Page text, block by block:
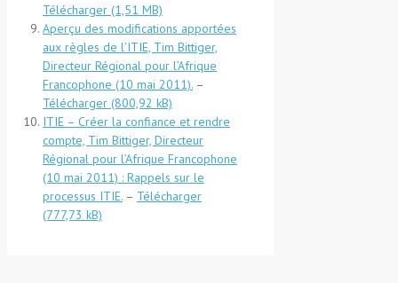
Télécharger
Aperçu des modifications apportées
aux règles de l’ITIE, Tim Bittiger,
Directeur Régional pour l’Afrique
Francophone (10 mai 2011). –
Télécharger
ITIE – Créer la confiance et rendre
compte, Tim Bittiger, Directeur
Régional pour l’Afrique Francophone
(10 mai 2011) : Rappels sur le
processus ITIE. – Télécharger